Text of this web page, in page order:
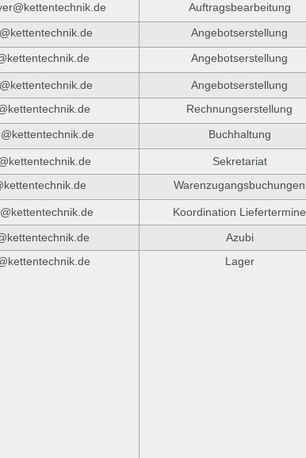
Auftragsbearbeitung
Angebotserstellung
Angebotserstellung
Angebotserstellung
Rechnungserstellung
Buchhaltung
Sekretariat
Warenzugangsbuchungen
Koordination Liefertermine
Azubi
Lager